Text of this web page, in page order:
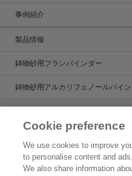
事例紹介
製品情報
鋳物砂用フランバインダー
鋳物砂用アルカリフェノールバイ
鋳造用人工砂
Cookie preference
We use cookies to improve
to personalise content and
We also share information